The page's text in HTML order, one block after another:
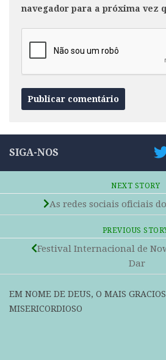
navegador para a próxima vez
SIGA-NOS
NEXT STORY
As redes sociais oficiais
PREVIOUS
Festival Internacional de
Dar
EM NOME DE DEUS, O MAIS
MISERICORDIOSO